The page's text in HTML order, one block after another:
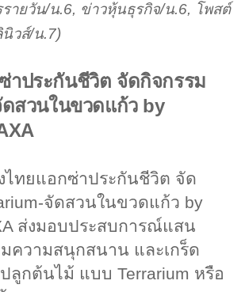
ายวัน/น.6, ข่าวหุ้นธุรกิจ/น.6, โพสต์
นิวส์/น.7)
าประกันชีวิต จัดกิจกรรม
สวนในขวดแก้ว by
ไทยแอกซ่าประกันชีวิต จัด
จัดสวนในขวดแก้ว by
ส่งมอบประสบการณ์แสน
ความสนุกสนาน และเกร็ด
ลูกต้นไม้ แบบ Terrarium หรือ